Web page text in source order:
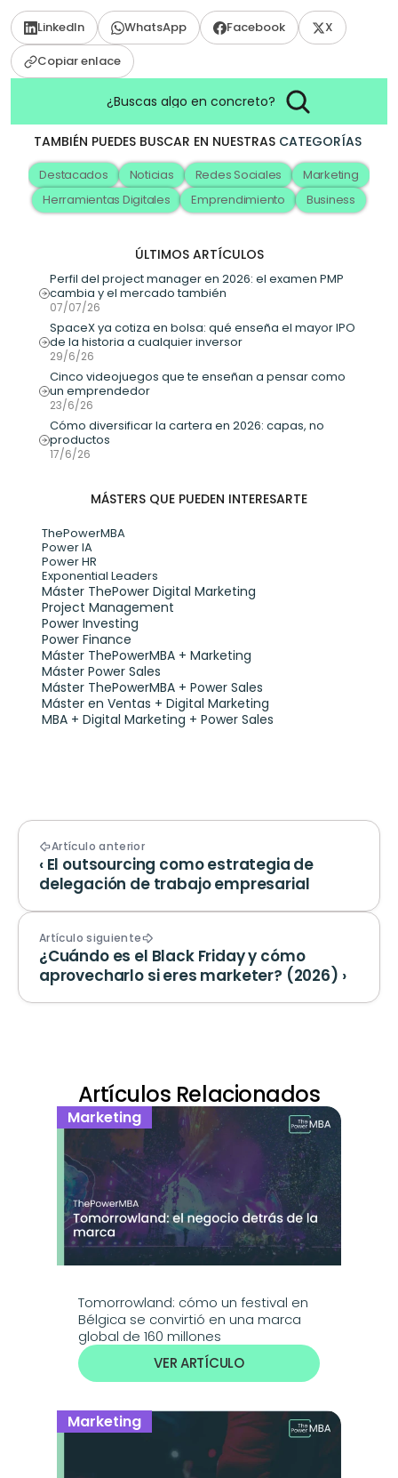
LinkedIn WhatsApp Facebook
X
Copiar enlace
¿Buscas algo en concreto?
TAMBIÉN PUEDES BUSCAR EN NUESTRAS CATEGORÍAS
Destacados Noticias Redes Sociales
Marketing
Herramientas Digitales
Emprendimiento Business
ÚLTIMOS ARTÍCULOS
Perfil del project manager en 2026: el examen PMP
cambia y el mercado también
07/07/26
SpaceX ya cotiza en bolsa: qué enseña el mayor IPO
de la historia a cualquier inversor
29/6/26
Cinco videojuegos que te enseñan a pensar como
un emprendedor
23/6/26
Cómo diversificar la cartera en 2026: capas, no
productos
17/6/26
MÁSTERS QUE PUEDEN INTERESARTE
ThePowerMBA
Power IA
Power HR
Exponential Leaders
Máster ThePower Digital Marketing
Project Management
Power Investing
Power Finance
Máster ThePowerMBA + Marketing
Máster Power Sales
Máster ThePowerMBA + Power Sales
Máster en Ventas + Digital Marketing
MBA + Digital Marketing + Power Sales
Artículo anterior
‹ El outsourcing como estrategia de
delegación de trabajo empresarial
Artículo siguiente
¿Cuándo es el Black Friday y cómo
aprovecharlo si eres marketer? (2026) ›
Artículos Relacionados
Marketing
Tomorrowland: cómo un festival en
Bélgica se convirtió en una marca
global de 160 millones
VER ARTÍCULO
Marketing